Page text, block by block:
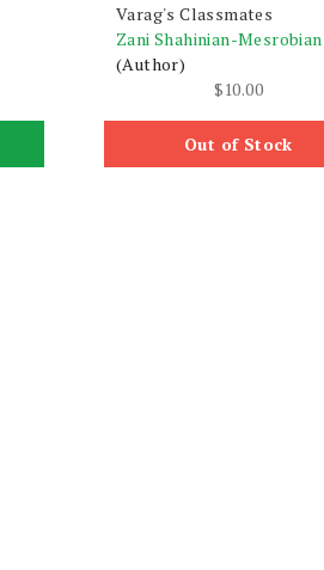
Varag's Classmates
Zani Shahinian-Mesrobian
(Author)
$10.00
Out of Stock